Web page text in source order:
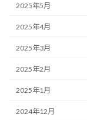
2025年5月
2025年4月
2025年3月
2025年2月
2025年1月
2024年12月